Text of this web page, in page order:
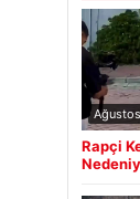
Rapçi